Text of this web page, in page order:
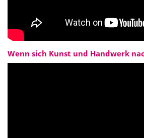
Wenn sich Kunst und Handwerk